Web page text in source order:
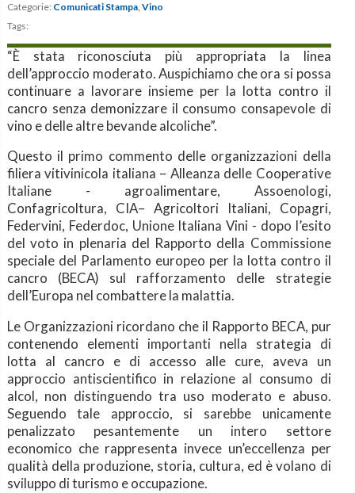
Categorie: Comunicati Stampa, Vino
Tags:
“È stata riconosciuta più appropriata la linea
dell’approccio moderato. Auspichiamo che ora si possa
continuare a lavorare insieme per la lotta contro il
cancro senza demonizzare il consumo consapevole di
vino e delle altre bevande alcoliche”.
Questo il primo commento delle organizzazioni della
filiera vitivinicola italiana – Alleanza delle Cooperative
Italiane - agroalimentare, Assoenologi,
Confagricoltura, CIA– Agricoltori Italiani, Copagri,
Federvini, Federdoc, Unione Italiana Vini - dopo l’esito
del voto in plenaria del Rapporto della Commissione
speciale del Parlamento europeo per la lotta contro il
cancro (BECA) sul rafforzamento delle strategie
dell’Europa nel combattere la malattia.
Le Organizzazioni ricordano che il Rapporto BECA, pur
contenendo elementi importanti nella strategia di
lotta al cancro e di accesso alle cure, aveva un
approccio antiscientifico in relazione al consumo di
alcol, non distinguendo tra uso moderato e abuso.
Seguendo tale approccio, si sarebbe unicamente
penalizzato pesantemente un intero settore
economico che rappresenta invece un’eccellenza per
qualità della produzione, storia, cultura, ed è volano di
sviluppo di turismo e occupazione.